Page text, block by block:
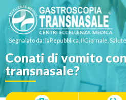
Segnalato da: laRepubblica, IlGiornale,
Conati di vomito
transnasale?